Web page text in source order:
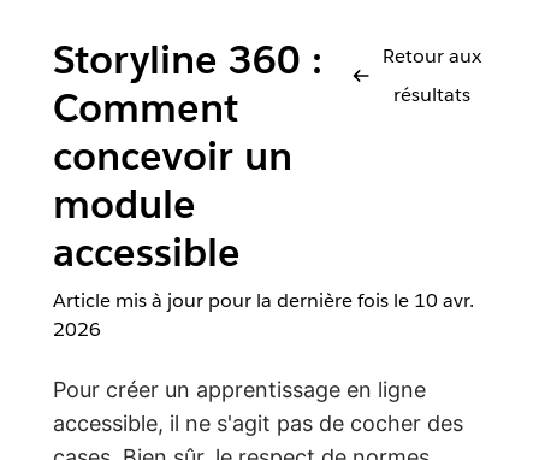
Storyline 360 :
Comment
concevoir un
module
accessible
Retour aux
résultats
Article mis à jour pour la dernière fois le 10 avr.
2026
Pour créer un apprentissage en ligne
accessible, il ne s'agit pas de cocher des